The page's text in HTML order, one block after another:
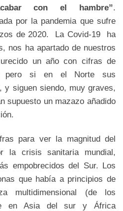
con el hambre”.
por la pandemia que sufre
de 2020. La Covid-19 ha
nos ha apartado de nuestros
un año con cifras de
pero si en el Norte sus
y siguen siendo, muy graves,
supuesto un mazazo añadido
para ver la magnitud del
la crisis sanitaria mundial,
empobrecidos del Sur. Los
que había a principios de
multidimensional (de los
en Asia del sur y África